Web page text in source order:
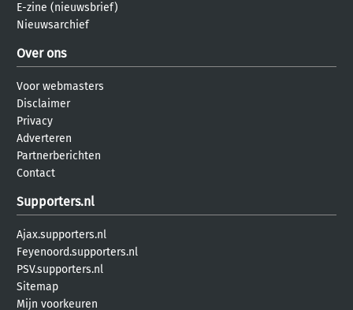
E-zine (nieuwsbrief)
Nieuwsarchief
Over ons
Voor webmasters
Disclaimer
Privacy
Adverteren
Partnerberichten
Contact
Supporters.nl
Ajax.supporters.nl
Feyenoord.supporters.nl
PSV.supporters.nl
Sitemap
Mijn voorkeuren